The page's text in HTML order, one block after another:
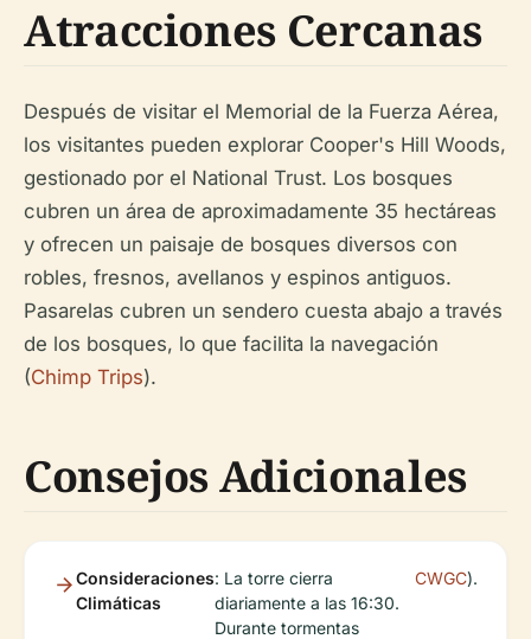
Atracciones Cercanas
Después de visitar el Memorial de la Fuerza Aérea,
los visitantes pueden explorar Cooper's Hill Woods,
gestionado por el National Trust. Los bosques
cubren un área de aproximadamente 35 hectáreas
y ofrecen un paisaje de bosques diversos con
robles, fresnos, avellanos y espinos antiguos.
Pasarelas cubren un sendero cuesta abajo a través
de los bosques, lo que facilita la navegación
(Chimp Trips).
Consejos Adicionales
Consideraciones
Climáticas
: La torre cierra
diariamente a las 16:30.
Durante tormentas
CWGC).